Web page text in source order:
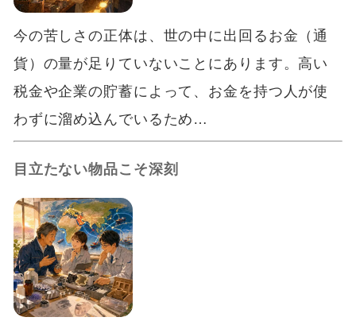
今の苦しさの正体は、世の中に出回るお金（通
貨）の量が足りていないことにあります。高い
税金や企業の貯蓄によって、お金を持つ人が使
わずに溜め込んでいるため…
目立たない物品こそ深刻